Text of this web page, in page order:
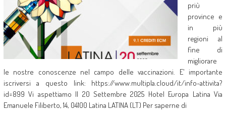
priù
province e
in più
regioni al
fine di
migliorare
le nostre conoscenze nel campo delle vaccinazioni. E' importante
iscriversi a questo link: https://www.multipla.cloud/it/info-attivita?
id=899 Vi aspettiamo Il 20 Settembre 2025 Hotel Europa Latina Via
Emanuele Filiberto, 14, 04100 Latina LATINA (LT) Per saperne di